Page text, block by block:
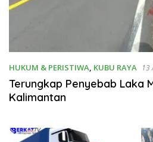
HUKUM & PERISTIWA KUBU RAYA 13
Terungkap Penyebab Laka
Kalimantan